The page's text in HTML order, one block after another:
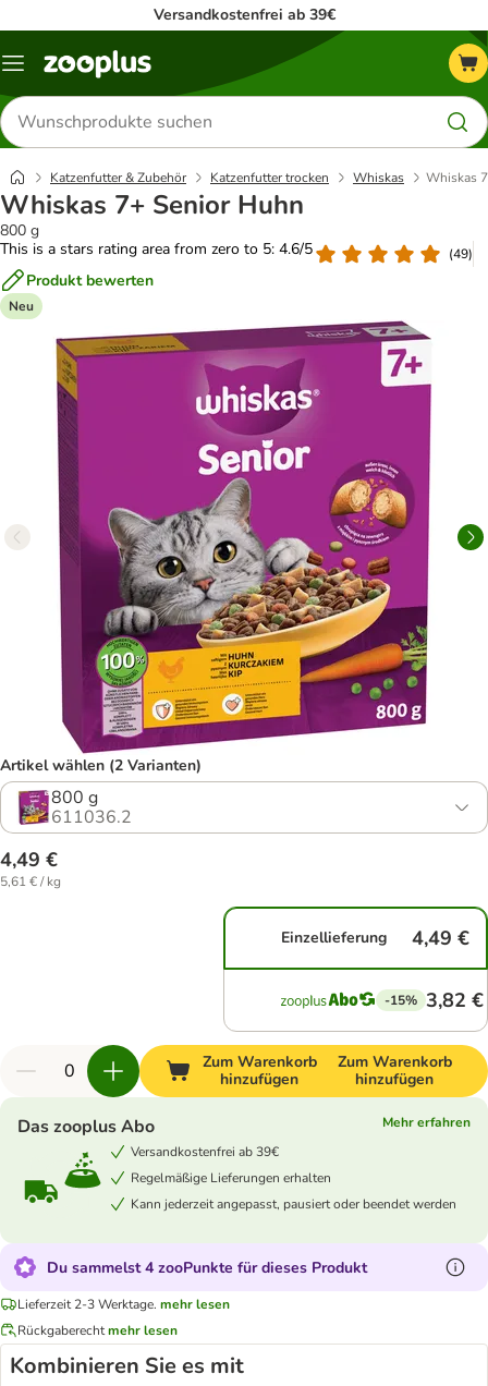
Versandkostenfrei ab 39€
Menü
Produkte
suchen
Katzenfutter & Zubehör Katzenfutter trocken Whiskas Whiskas
Whiskas 7+ Senior Huhn
800 g
This is a stars rating area from zero to 5: 4.6/5
(49)
Produkt bewerten
Neu
Artikel wählen (2 Varianten)
800 g
611036.2
4,49 €
5,61 € / kg
Einzellieferung 4,49 €
-15% 3,82 €
Zum Warenkorb
hinzufügen
Zum Warenkorb
hinzufügen
Das zooplus Abo
Mehr erfahren
Versandkostenfrei ab 39€
Regelmäßige Lieferungen erhalten
Kann jederzeit angepasst, pausiert oder beendet werden
Du sammelst 4 zooPunkte für dieses Produkt
Lieferzeit 2-3 Werktage. mehr lesen
Rückgaberechtmehr lesen
Kombinieren Sie es mit